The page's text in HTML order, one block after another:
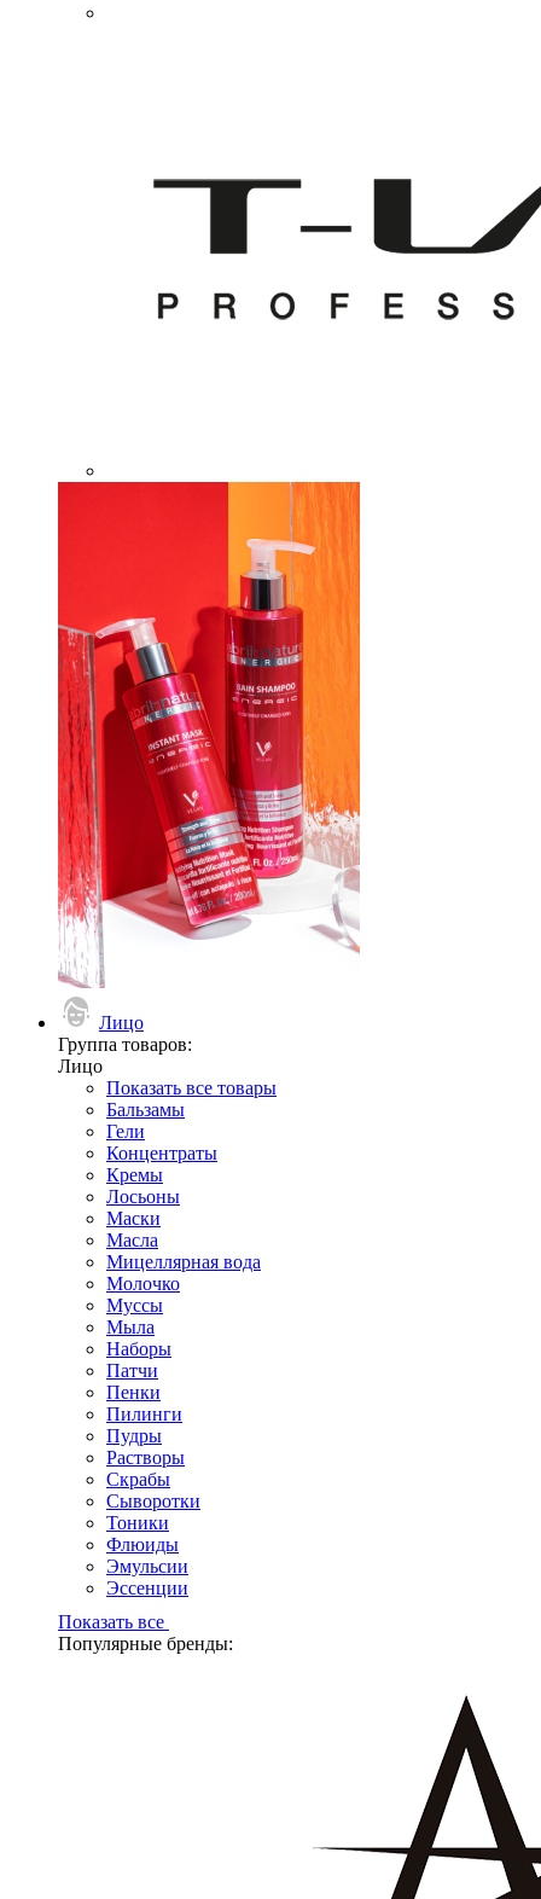
Лицо
Группа товаров:
Лицо
Показать все товары
Бальзамы
Гели
Концентраты
Кремы
Лосьоны
Маски
Масла
Мицеллярная вода
Молочко
Муссы
Мыла
Наборы
Патчи
Пенки
Пилинги
Пудры
Растворы
Скрабы
Сыворотки
Тоники
Флюиды
Эмульсии
Эссенции
Показать все
Популярные бренды: